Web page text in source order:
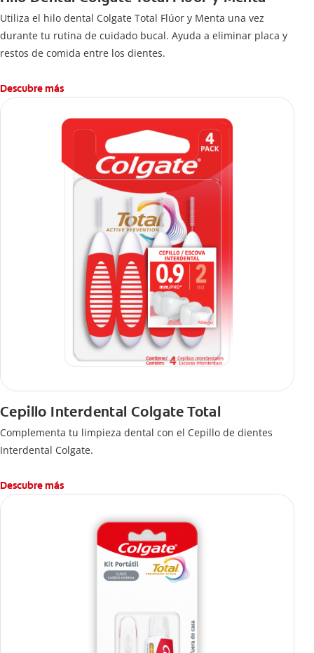
Utiliza el hilo dental Colgate Total Flúor y Menta una vez
durante tu rutina de cuidado bucal. Ayuda a eliminar placa y
restos de comida entre los dientes.
Descubre más
Cepillo Interdental Colgate Total
Complementa tu limpieza dental con el Cepillo de dientes
Interdental Colgate.
Descubre más